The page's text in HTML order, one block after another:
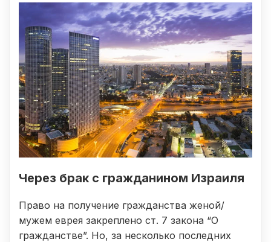
Через брак с гражданином Израиля
Право на получение гражданства женой/
мужем еврея закреплено ст. 7 закона “О
гражданстве”. Но, за несколько последних